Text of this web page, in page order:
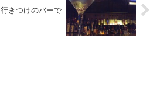
行きつけのバーで